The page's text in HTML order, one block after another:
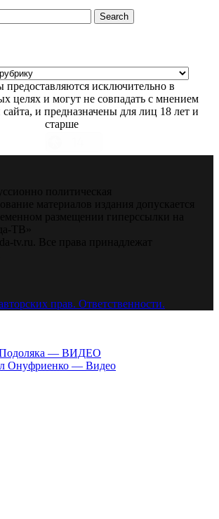
Search
предоставляются исключительно в
целях и могут не совпадать с мнением
и предназначены для лиц 18 лет и
старше
политическая
материалов издания допускается
размещении гиперссылки на
ТВ»
tv.ru. Все права принадлежат
прав. Ответственности.
— ВИДЕО
Онуфриенко — Видео